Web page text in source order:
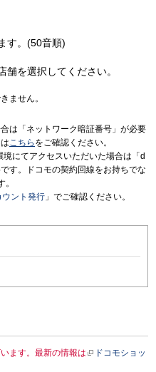
す。(50音順)
を選択してください。
ません。
は「ネットワーク暗証番号」が必要
こちら をご確認ください。
にてアクセスいただいた場合は「d
す。ドコモの契約回線をお持ちでな
ウント発行 」でご確認ください。
ます。最新の情報は
ドコモショッ